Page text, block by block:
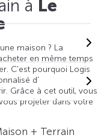
à Le
maison ? La
en même temps
C'est pourquoi Logis
d'
Grâce à cet outil, vous
projeter dans votre
+ Terrain